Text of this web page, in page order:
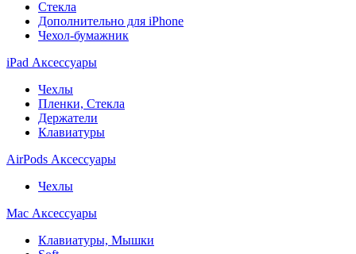
Стекла
Дополнительно для iPhone
Чехол-бумажник
iPad Аксессуары
Чехлы
Пленки, Стекла
Держатели
Клавиатуры
AirPods Аксессуары
Чехлы
Mac Аксессуары
Клавиатуры, Мышки